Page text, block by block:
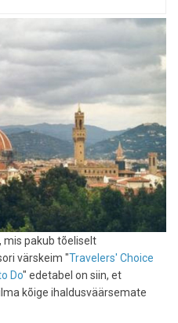
mis pakub tõeliselt
värskeim "Travelers' Choice
Do" edetabel on siin, et
kõige ihaldusväärsemate